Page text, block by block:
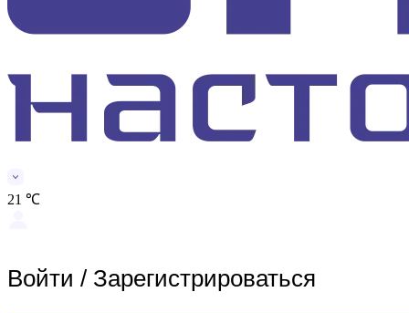
21 ℃
Войти / Зарегистрироваться